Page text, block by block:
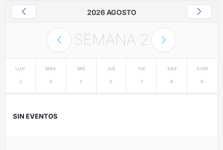
2026 AGOSTO
SEMANA 2
LUN
3
MAR
4
MIÉ
5
JUE
6
VIE
7
SÁB
8
DOM
9
SIN EVENTOS